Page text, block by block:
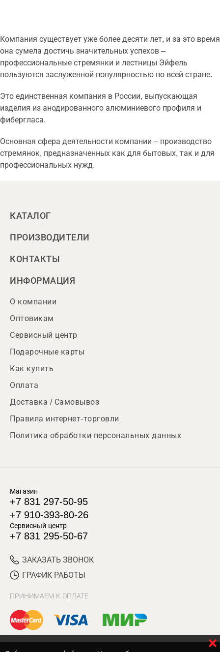
Компания существует уже более десяти лет, и за это время
она сумела достичь значительных успехов –
профессиональные стремянки и лестницы Эйфель
пользуются заслуженной популярностью по всей стране.
Это единственная компания в России, выпускающая
изделия из анодированного алюминиевого профиля и
фибергласа.
Основная сфера деятельности компании – производство
стремянок, предназначенных как для бытовых, так и для
профессиональных нужд.
КАТАЛОГ
ПРОИЗВОДИТЕЛИ
КОНТАКТЫ
ИНФОРМАЦИЯ
О компании
Оптовикам
Сервисный центр
Подарочные карты
Как купить
Оплата
Доставка / Самовывоз
Правила интернет-торговли
Политика обработки персональных данных
Магазин
+7 831 297-50-95
+7 910-393-80-26
Сервисный центр
+7 831 295-50-67
ЗАКАЗАТЬ ЗВОНОК
ГРАФИК РАБОТЫ
ПРИНИМАЕМ К ОПЛАТЕ